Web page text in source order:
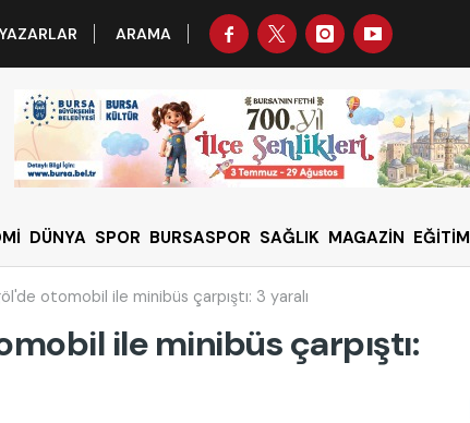
YAZARLAR ARAMA
DÜNYA SPOR BURSASPOR SAĞLIK MAGAZİN EĞİTİM
otomobil ile minibüs çarpıştı: 3 yaralı
ile minibüs çarpıştı: